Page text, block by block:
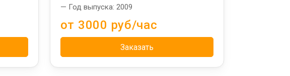
— Год выпуска: 2009
от 3000 руб/час
Заказать